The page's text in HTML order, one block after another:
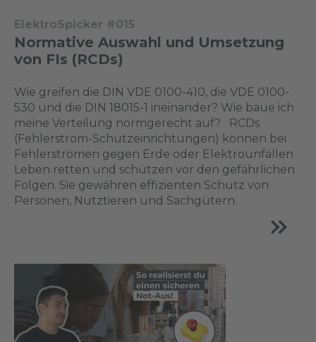
ElektroSpicker #015
Normative Auswahl und Umsetzung
von FIs (RCDs)
Wie greifen die DIN VDE 0100-410, die VDE 0100-
530 und die DIN 18015-1 ineinander? Wie baue ich
meine Verteilung normgerecht auf? RCDs
(Fehlerstrom-Schutzeinrichtungen) können bei
Fehlerströmen gegen Erde oder Elektrounfällen
Leben retten und schützen vor den gefährlichen
Folgen. Sie gewähren effizienten Schutz von
Personen, Nutztieren und Sachgütern.